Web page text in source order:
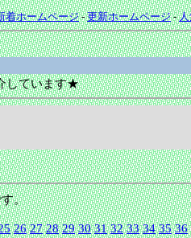
着ホームページ-更新ホームページ-
しています★
。
26 27 28 29 30 31 32 33 34 35 36